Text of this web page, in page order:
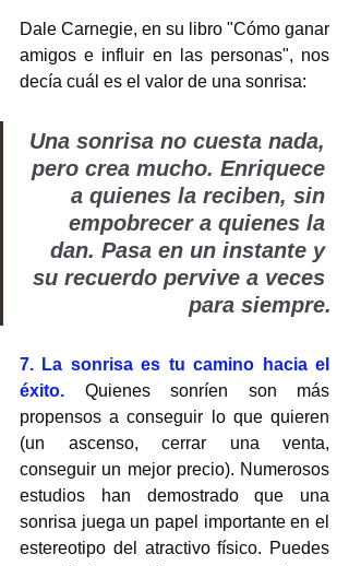
Dale Carnegie, en su libro "Cómo ganar
amigos e influir en las personas", nos
decía cuál es el valor de una sonrisa:
Una sonrisa no cuesta nada,
pero crea mucho. Enriquece
a quienes la reciben, sin
empobrecer a quienes la
dan. Pasa en un instante y
su recuerdo pervive a veces
para siempre.
7. La sonrisa es tu camino hacia el
éxito. Quienes sonríen son más
propensos a conseguir lo que quieren
(un ascenso, cerrar una venta,
conseguir un mejor precio). Numerosos
estudios han demostrado que una
sonrisa juega un papel importante en el
estereotipo del atractivo físico. Puedes